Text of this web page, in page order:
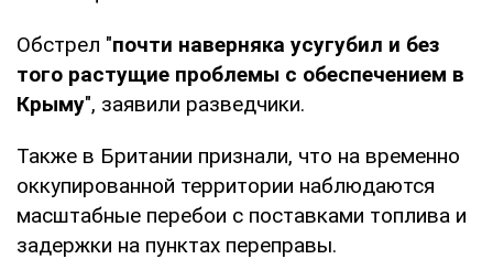
Обстрел "почти наверняка усугубил и без
того растущие проблемы с обеспечением в
Крыму", заявили разведчики.
Также в Британии признали, что на временно
оккупированной территории наблюдаются
масштабные перебои с поставками топлива и
задержки на пунктах переправы.